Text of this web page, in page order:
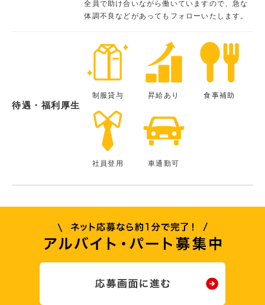
全員で助け合いながら働いていますので、急な
体調不良などがあってもフォローいたします。
待遇・福利厚生
制服貸与 昇給あり 食事補助
社員登用 車通勤可